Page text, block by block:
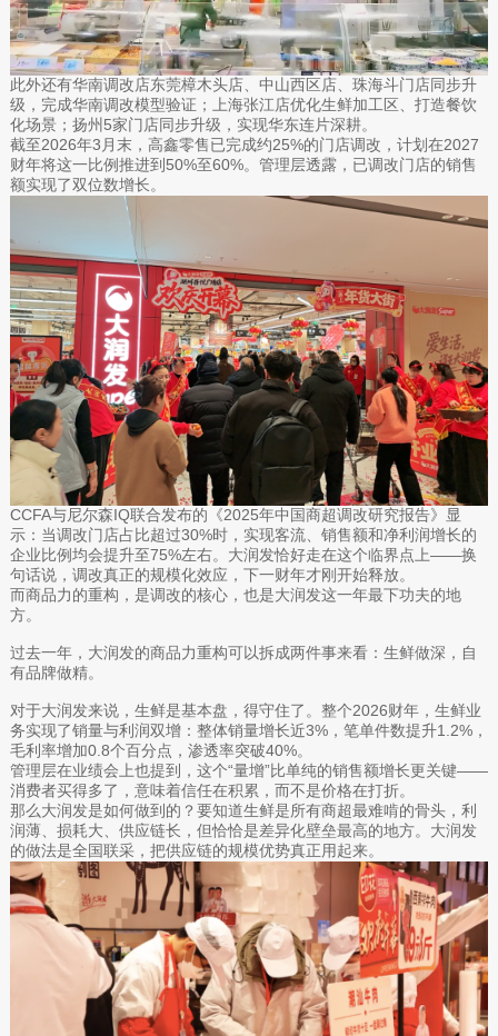
此外还有华南调改店东莞樟木头店、中山西区店、珠海斗门店同步升
级，完成华南调改模型验证；上海张江店优化生鲜加工区、打造餐饮
化场景；扬州5家门店同步升级，实现华东连片深耕。
截至2026年3月末，高鑫零售已完成约25%的门店调改，计划在2027
财年将这一比例推进到50%至60%。管理层透露，已调改门店的销售
额实现了双位数增长。
CCFA与尼尔森IQ联合发布的《2025年中国商超调改研究报告》显
示：当调改门店占比超过30%时，实现客流、销售额和净利润增长的
企业比例均会提升至75%左右。大润发恰好走在这个临界点上——换
句话说，调改真正的规模化效应，下一财年才刚开始释放。
而商品力的重构，是调改的核心，也是大润发这一年最下功夫的地
方。
过去一年，大润发的商品力重构可以拆成两件事来看：生鲜做深，自
有品牌做精。
对于大润发来说，生鲜是基本盘，得守住了。整个2026财年，生鲜业
务实现了销量与利润双增：整体销量增长近3%，笔单件数提升1.2%，
毛利率增加0.8个百分点，渗透率突破40%。
管理层在业绩会上也提到，这个“量增”比单纯的销售额增长更关键——
消费者买得多了，意味着信任在积累，而不是价格在打折。
那么大润发是如何做到的？要知道生鲜是所有商超最难啃的骨头，利
润薄、损耗大、供应链长，但恰恰是差异化壁垒最高的地方。大润发
的做法是全国联采，把供应链的规模优势真正用起来。